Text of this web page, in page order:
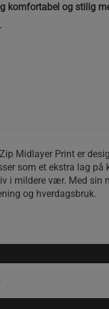
komfortabel og stilig
Midlayer Print er
som et ekstra lag på
i mildere vær. Med sin
og hverdagsbruk.